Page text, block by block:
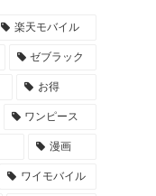
楽天モバイル
ゼブラック
お得
ワンピース
漫画
ワイモバイル